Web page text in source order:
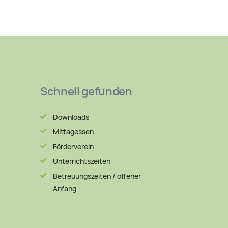
Schnell gefunden
Downloads
Mittagessen
Förderverein
Unterrichtszeiten
Betreuungszeiten / offener
Anfang